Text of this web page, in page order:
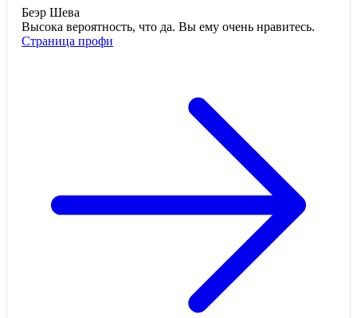
Беэр Шева
Высока вероятность, что да. Вы ему очень нравитесь.
Страница профи